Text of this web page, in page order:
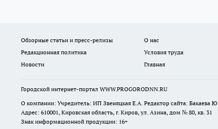
Обзорные статьи и пресс-релизы О нас
Редакционная политика
Условия труда
Новости
Главная
Городской интернет-портал WWW.PROGORODNN.RU
О компании: Учредитель: ИП Звеняцкая Е.А. Редактор сайта: Бакаева
Адрес: 610001, Кировская область, г. Киров, ул. Азина, дом № 80, кв. 31
Знак информационной продукции: 16+